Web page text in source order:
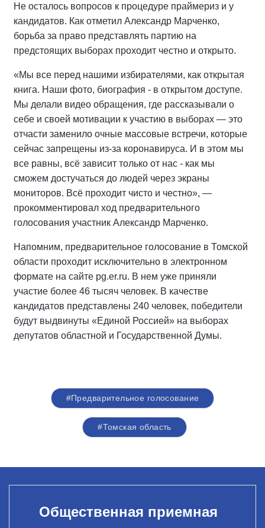
Не осталось вопросов к процедуре праймериз и у
кандидатов. Как отметил Александр Марченко,
борьба за право представлять партию на
предстоящих выборах проходит честно и открыто.
«Мы все перед нашими избирателями, как открытая
книга. Наши фото, биография - в открытом доступе.
Мы делали видео обращения, где рассказывали о
себе и своей мотивации к участию в выборах — это
отчасти заменило очные массовые встречи, которые
сейчас запрещены из-за коронавируса. И в этом мы
все равны, всё зависит только от нас - как мы
сможем достучаться до людей через экраны
мониторов. Всё проходит чисто и честно», —
прокомментировал ход предварительного
голосования участник Александр Марченко.
Напомним, предварительное голосование в Томской
области проходит исключительно в электронном
формате на сайте pg.er.ru. В нем уже приняли
участие более 46 тысяч человек. В качестве
кандидатов представлены 240 человек, победители
будут выдвинуты «Единой Россией» на выборах
депутатов областной и Государственной Думы.
#Предварительное голосование
#Томская область
Общественная приемная